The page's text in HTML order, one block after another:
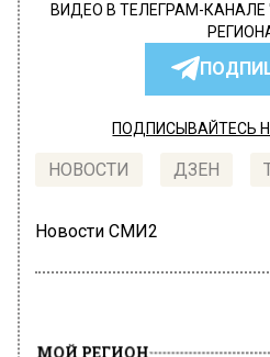
ВИДЕО В ТЕЛЕГРАМ-
ПОДПИСЫВАЙТЕСЬ
НОВОСТИ ДЗЕН
Новости СМИ2
МОЙ РЕГИОН